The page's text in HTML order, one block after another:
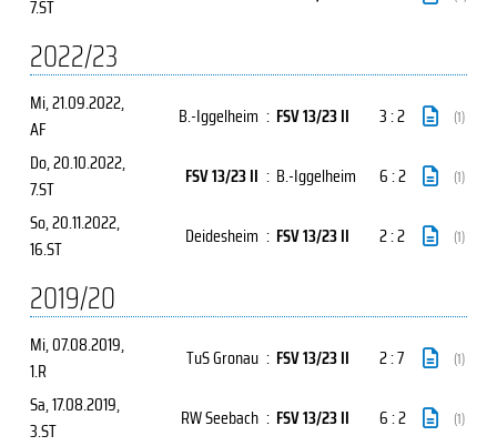
7.ST
2022/23
Mi, 21.09.2022,
AF
B.-Iggelheim : FSV 13/23 II 3 : 2 (1)
Do, 20.10.2022,
7.ST
FSV 13/23 II : B.-Iggelheim 6 : 2 (1)
So, 20.11.2022,
16.ST
Deidesheim : FSV 13/23 II 2 : 2 (1)
2019/20
Mi, 07.08.2019,
1.R
TuS Gronau : FSV 13/23 II 2 : 7 (1)
Sa, 17.08.2019,
3.ST
RW Seebach : FSV 13/23 II 6 : 2 (1)